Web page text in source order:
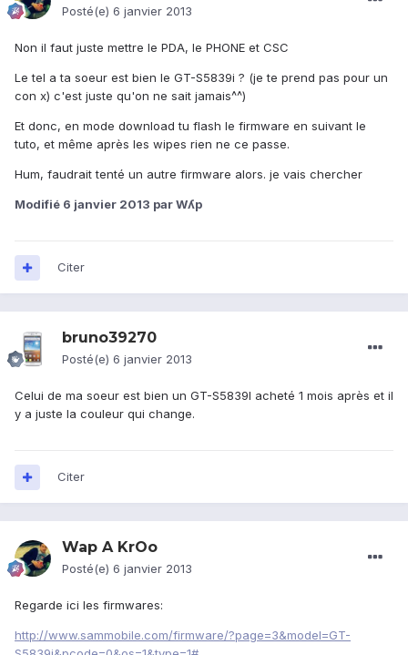
Posté(e) 6 janvier 2013
Non il faut juste mettre le PDA, le PHONE et CSC
Le tel a ta soeur est bien le GT-S5839i ? (je te prend pas pour un
con x) c'est juste qu'on ne sait jamais^^)
Et donc, en mode download tu flash le firmware en suivant le
tuto, et même après les wipes rien ne ce passe.
Hum, faudrait tenté un autre firmware alors. je vais chercher
Modifié 6 janvier 2013 par Wʎp
Citer
bruno39270
Posté(e) 6 janvier 2013
Celui de ma soeur est bien un GT-S5839I acheté 1 mois après et il
y a juste la couleur qui change.
Citer
Wap A KrOo
Posté(e) 6 janvier 2013
Regarde ici les firmwares:
http://www.sammobile.com/firmware/?page=3&model=GT-